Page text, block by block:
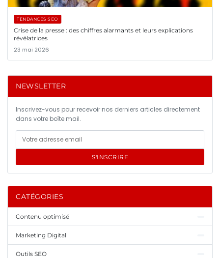
TENDANCES SEO
Crise de la presse : des chiffres alarmants et leurs explications
révélatrices
23 mai 2026
NEWSLETTER
Inscrivez-vous pour recevoir nos derniers articles directement
dans votre boîte mail.
S'INSCRIRE
CATÉGORIES
Contenu optimisé
Marketing Digital
Outils SEO